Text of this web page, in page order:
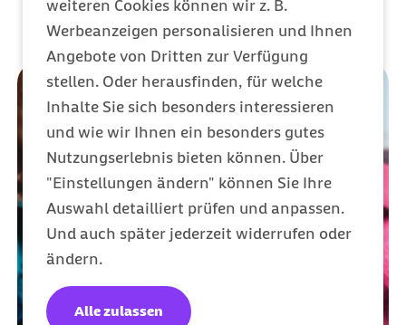
weiteren Cookies können wir z. B.
Werbeanzeigen personalisieren und Ihnen
Angebote von Dritten zur Verfügung
stellen. Oder herausfinden, für welche
Inhalte Sie sich besonders interessieren
und wie wir Ihnen ein besonders gutes
Nutzungserlebnis bieten können. Über
"Einstellungen ändern" können Sie Ihre
Auswahl detailliert prüfen und anpassen.
Und auch später jederzeit widerrufen oder
ändern.
Alle zulassen